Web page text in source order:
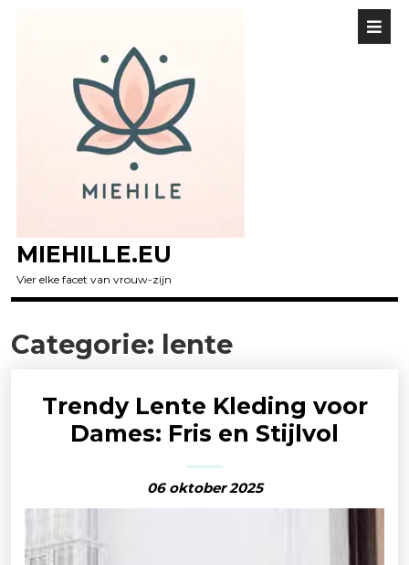
MIEHILLE.EU
Vier elke facet van vrouw-zijn
Categorie: lente
Trendy Lente Kleding voor
Dames: Fris en Stijlvol
06 oktober 2025